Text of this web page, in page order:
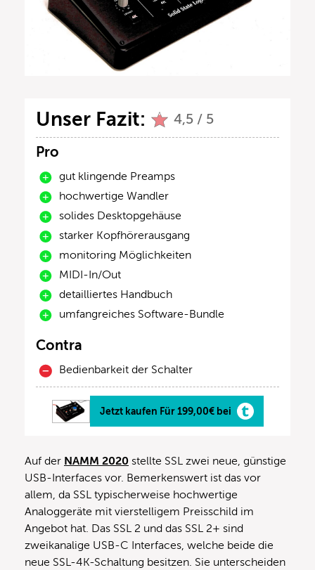
Unser Fazit: 4,5 / 5
Pro
gut klingende Preamps
hochwertige Wandler
solides Desktopgehäuse
starker Kopfhörerausgang
monitoring Möglichkeiten
MIDI-In/Out
detailliertes Handbuch
umfangreiches Software-Bundle
Contra
Bedienbarkeit der Schalter
Jetzt kaufen Für 199,00€ bei
Auf der NAMM 2020 stellte SSL zwei neue, günstige
USB-Interfaces vor. Bemerkenswert ist das vor
allem, da SSL typischerweise hochwertige
Analoggeräte mit vierstelligem Preisschild im
Angebot hat. Das SSL 2 und das SSL 2+ sind
zweikanalige USB-C Interfaces, welche beide die
neue SSL-4K-Schaltung besitzen. Sie unterscheiden